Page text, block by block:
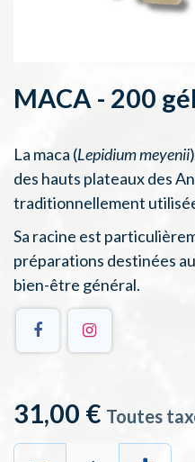
MACA - 200
La maca (Lepidium meyenii
des hauts plateaux des
traditionnellement
Sa racine est
préparations destinées
bien-être général.
31,00 € Toutes